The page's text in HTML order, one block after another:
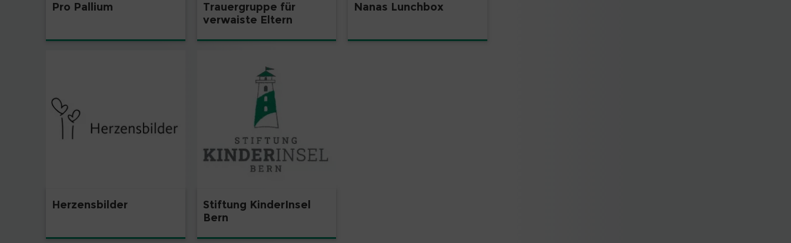
Pro Pallium
Trauergruppe für
verwaiste Eltern
Nanas Lunchbox
Herzensbilder
Stiftung KinderInsel
Bern